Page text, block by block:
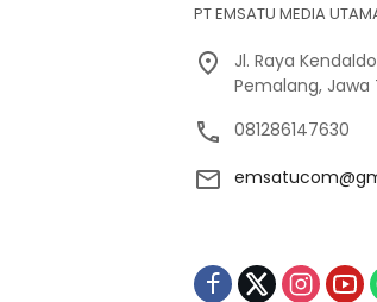
PT EMSATU MEDIA
Jl. Raya
Pemalang, Jawa
081286147630